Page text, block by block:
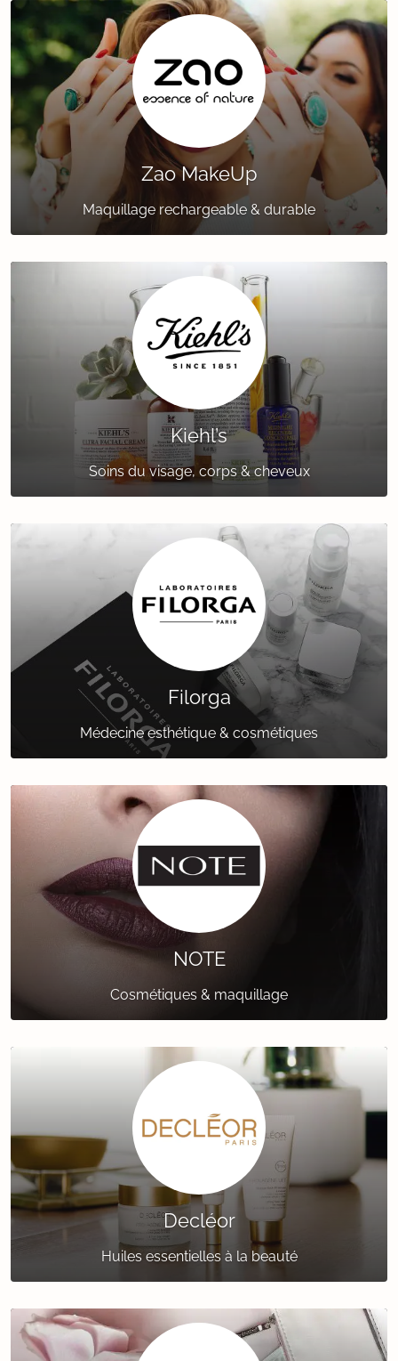
Zao MakeUp
Maquillage rechargeable & durable
Kiehl’s
Soins du visage, corps & cheveux
Filorga
Médecine esthétique & cosmétiques
NOTE
Cosmétiques & maquillage
Decléor
Huiles essentielles à la beauté